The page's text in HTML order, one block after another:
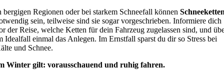
bergigen Regionen oder bei starkem Schneefall können
sein, teilweise sind sie sogar vorgeschrieben. Informiere dich
der Reise, welche Ketten für dein Fahrzeug zugelassen sind, und
Idealfall einmal das Anlegen. Im Ernstfall sparst du dir so Stress bei
und Schnee.
Winter gilt: vorausschauend und ruhig fahren.